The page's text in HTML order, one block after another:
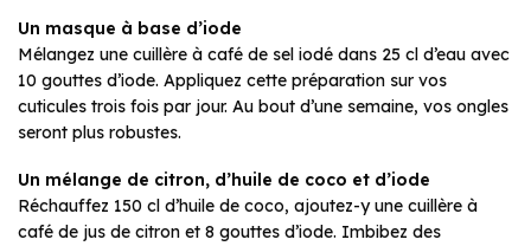
Un masque à base d’iode
Mélangez une cuillère à café de sel iodé dans 25 cl d’eau avec
10 gouttes d’iode. Appliquez cette préparation sur vos
cuticules trois fois par jour. Au bout d’une semaine, vos ongles
seront plus robustes.
Un mélange de citron, d’huile de coco et d’iode
Réchauffez 150 cl d’huile de coco, ajoutez-y une cuillère à
café de jus de citron et 8 gouttes d’iode. Imbibez des